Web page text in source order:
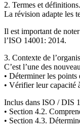
2. Termes et définitions.
La révision adapte les
Il est important de
l’ISO 14001: 2014.
3. Contexte de
C’est l’une des
• Déterminer les
• Vérifier leur capacité
Inclus dans ISO / DIS
• Section 4.2.
• Section 4.3.